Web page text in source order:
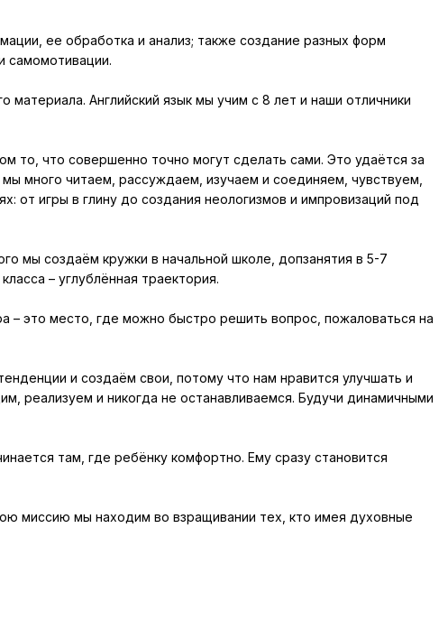
ее обработка и анализ; также создание разных форм
самомотивации.
Английский язык мы учим с 8 лет и наши отличники
то, что совершенно точно могут сделать сами. Это удаётся за
много читаем, рассуждаем, изучаем и соединяем, чувствуем,
от игры в глину до создания неологизмов и импровизаций под
мы создаём кружки в начальной школе, допзанятия в 5-7
– углублённая траектория.
– это место, где можно быстро решить вопрос, пожаловаться на
и создаём свои, потому что нам нравится улучшать и
реализуем и никогда не останавливаемся. Будучи динамичными
там, где ребёнку комфортно. Ему сразу становится
миссию мы находим во взращивании тех, кто имея духовные